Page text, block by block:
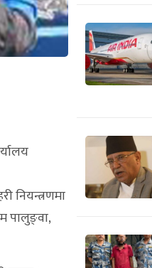
नियन्त्रणमा
पालुङ्वा,